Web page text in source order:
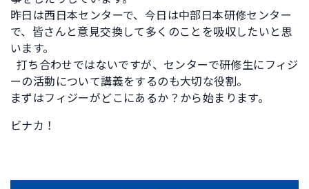
昨日は西日本センターで、今日は中部日本研修センター
で、皆さんと意見交換して多くのことを吸収したいと思
います。
打ち合わせではないですが、センターで研修生にフィジ
ーの活動について講義をするのも大切な役割。
まずはフィジーがどこにあるか？から始まります。
ビナカ！